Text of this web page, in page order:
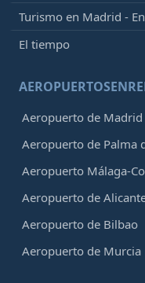
Turismo en Madrid -
El tiempo
Aeropuerto de Madrid
Aeropuerto de Palma
Aeropuerto Málaga-
Aeropuerto de
Aeropuerto de Bilbao
Aeropuerto de Murcia